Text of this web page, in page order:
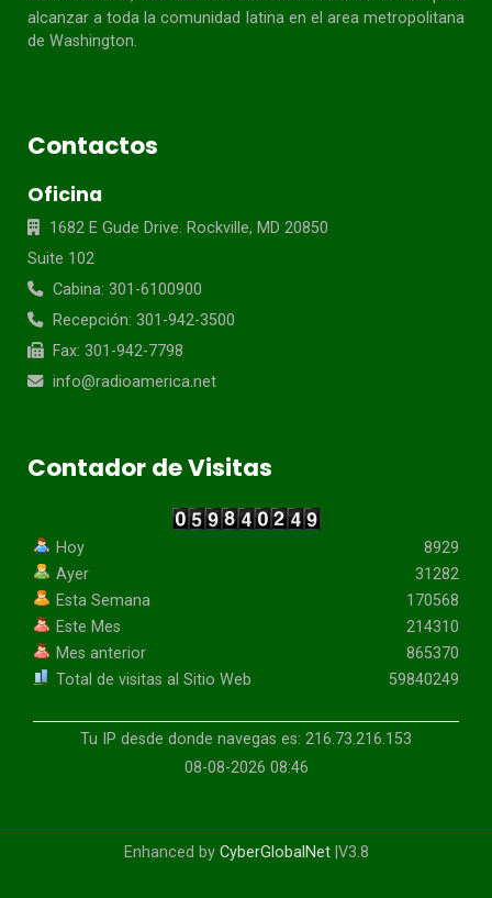
alcanzar a toda lacomunidad latina en el area metropolitana
de Washington.
Contactos
Oficina
1682 E Gude Drive. Rockville, MD 20850
Suite 102
Cabina: 301-6100900
Recepción: 301-942-3500
Fax: 301-942-7798
info@radioamerica.net
Contador de Visitas
Hoy
Ayer
Esta Semana
Este Mes
Mes anterior
Total de visitas al Sitio Web
8929
31282
170568
214310
865370
59840249
Tu IP desde donde navegas es: 216.73.216.153
08-08-2026 08:46
Enhanced by CyberGlobalNet|V3.8